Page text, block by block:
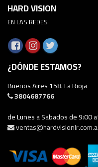
HARD VISION
EN LAS REDES
¿DÓNDE ESTAMOS?
Buenos Aires 158. La Rioja
3804687766
de Lunes a Sabados de 9:00